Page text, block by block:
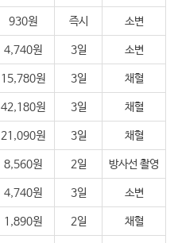
930원 즉시 소변
4,740원 3일 소변
15,780원 3일 채혈
42,180원 3일 채혈
21,090원 3일 채혈
8,560원 2일 방사선 촬영
4,740원 3일 소변
1,890원 2일 채혈